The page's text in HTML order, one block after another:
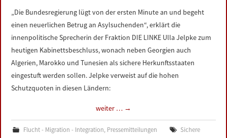
„Die Bundesregierung lügt von der ersten Minute an und begeht
einen neuerlichen Betrug an Asylsuchenden“, erklärt die
innenpolitische Sprecherin der Fraktion DIE LINKE Ulla Jelpke zum
heutigen Kabinettsbeschluss, wonach neben Georgien auch
Algerien, Marokko und Tunesien als sichere Herkunftsstaaten
eingestuft werden sollen. Jelpke verweist auf die hohen
Schutzquoten in diesen Ländern:
weiter … →
Flucht - Migration - Integration, Pressemitteilungen
Sichere